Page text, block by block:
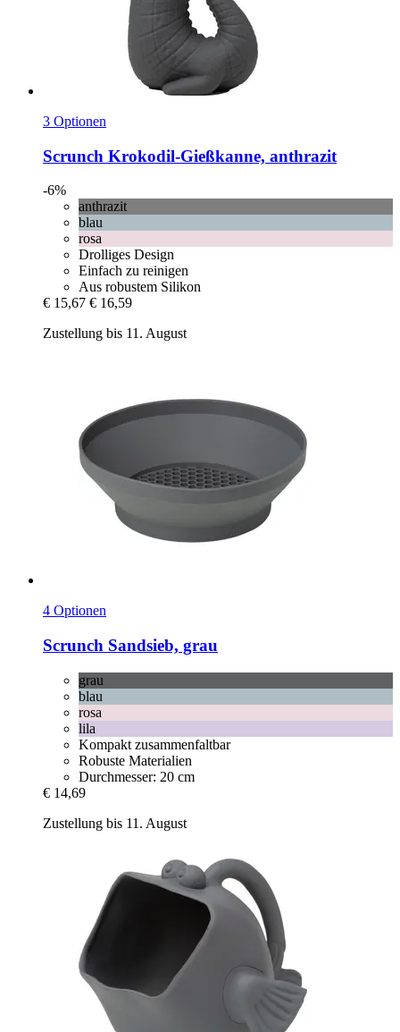
3 Optionen
Scrunch Krokodil-​Gießkanne, anthrazit
-6%
anthrazit
blau
rosa
Drolliges Design
Einfach zu reinigen
Aus robustem Silikon
€ 15,67 € 16,59
Zustellung bis 11. August
4 Optionen
Scrunch Sandsieb, grau
grau
blau
rosa
lila
Kompakt zusammenfaltbar
Robuste Materialien
Durchmesser: 20 cm
€ 14,69
Zustellung bis 11. August